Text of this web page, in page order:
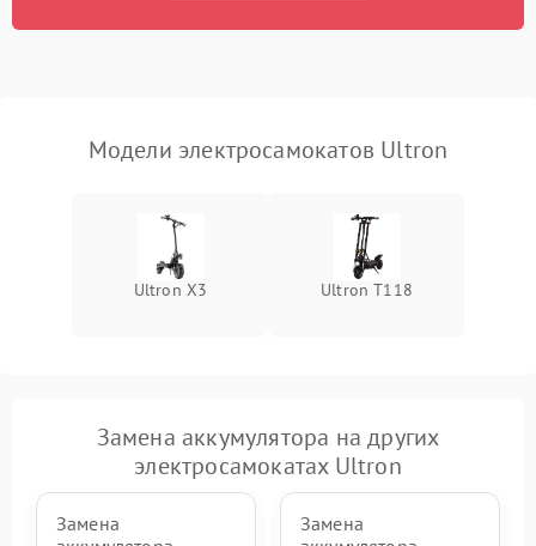
Модели электросамокатов Ultron
Ultron X3 Ultron T118
Замена аккумулятора на других
электросамокатах Ultron
Замена
Замена